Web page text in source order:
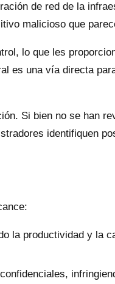
de red de la
malicioso que
lo que les
es una vía directa
Si bien no se han
identifiquen
la productividad y la